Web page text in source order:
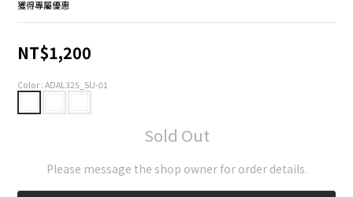
獲得專屬優惠
NT$1,200
Color : ADAL325_SU-01
Sold Out
Please message the shop owner for order details.